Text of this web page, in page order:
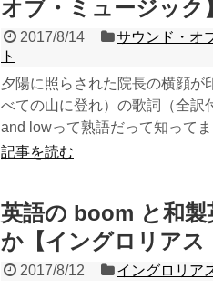
オブ・ミュージック】
2017/8/14 サウンド・オ
ト
夕陽に照らされた院長の横顔が
べての山に登れ）の歌詞（全訳
and lowって熟語だって知ってま
記事を読む
英語の boom と和
か【イングロリアス
2017/8/12 イングロリア